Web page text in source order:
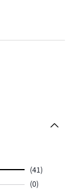
(41)
(0)